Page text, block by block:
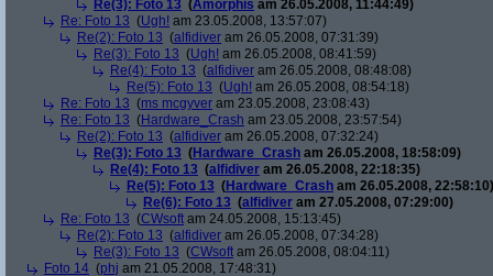
Re(3): Foto 13 (Amorphis am 26.05.2008, 11:44:49)
Re: Foto 13 (Ugh! am 23.05.2008, 13:57:07)
Re(2): Foto 13 (alfidiver am 26.05.2008, 07:31:39)
Re(3): Foto 13 (Ugh! am 26.05.2008, 08:41:59)
Re(4): Foto 13 (alfidiver am 26.05.2008, 08:48:08)
Re(5): Foto 13 (Ugh! am 26.05.2008, 08:54:18)
Re: Foto 13 (ms mcgyver am 23.05.2008, 23:08:43)
Re: Foto 13 (Hardware_Crash am 23.05.2008, 23:57:54)
Re(2): Foto 13 (alfidiver am 26.05.2008, 07:32:24)
Re(3): Foto 13 (Hardware_Crash am 26.05.2008, 18:58:09)
Re(4): Foto 13 (alfidiver am 26.05.2008, 22:18:35)
Re(5): Foto 13 (Hardware_Crash am 26.05.2008, 22:58:10)
Re(6): Foto 13 (alfidiver am 27.05.2008, 07:29:00)
Re: Foto 13 (CWsoft am 24.05.2008, 15:13:45)
Re(2): Foto 13 (alfidiver am 26.05.2008, 07:34:28)
Re(3): Foto 13 (CWsoft am 26.05.2008, 08:04:11)
Foto 14 (phj am 21.05.2008, 17:48:31)